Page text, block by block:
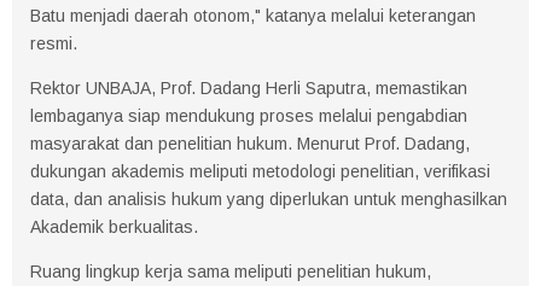
Batu menjadi daerah otonom," katanya melalui keterangan
resmi.
Rektor UNBAJA, Prof. Dadang Herli Saputra, memastikan
lembaganya siap mendukung proses melalui pengabdian
masyarakat dan penelitian hukum. Menurut Prof. Dadang,
dukungan akademis meliputi metodologi penelitian, verifikasi
data, dan analisis hukum yang diperlukan untuk menghasilkan
Akademik berkualitas.
Ruang lingkup kerja sama meliputi penelitian hukum,